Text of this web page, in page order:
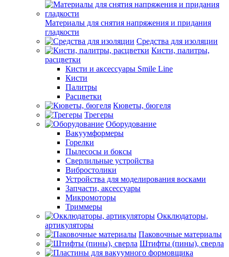
Материалы для снятия напряжения и придания
гладкости
Средства для изоляции
Кисти, палитры,
расцветки
Кисти и аксессуары Smile Line
Кисти
Палитры
Расцветки
Кюветы, бюгеля
Трегеры
Оборудование
Вакуумформеры
Горелки
Пылесосы и боксы
Сверлильные устройства
Вибростолики
Устройства для моделирования восками
Запчасти, аксессуары
Микромоторы
Триммеры
Окклюдаторы,
артикуляторы
Паковочные материалы
Штифты (пины), сверла